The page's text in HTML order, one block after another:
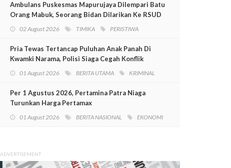
Ambulans Puskesmas Mapurujaya Dilempari Batu
Orang Mabuk, Seorang Bidan Dilarikan Ke RSUD
02 August 2026 TIMIKA PERISTIWA
Pria Tewas Tertancap Puluhan Anak Panah Di
Kwamki Narama, Polisi Siaga Cegah Konflik
01 August 2026 BERITA UTAMA KRIMINAL
Per 1 Agustus 2026, Pertamina Patra Niaga
Turunkan Harga Pertamax
01 August 2026 BERITA NASIONAL EKONOMI
ADVERTISEMENT